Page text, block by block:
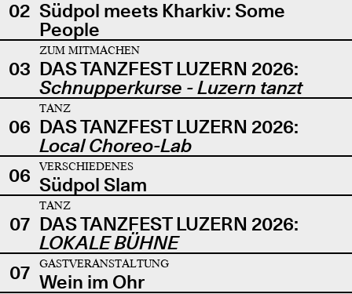
02 Südpol meets Kharkiv: Some
People
03
ZUM MITMACHEN
DAS TANZFEST LUZERN 2026:
Schnupperkurse - Luzern tanzt
06
TANZ
DAS TANZFEST LUZERN 2026:
Local Choreo-Lab
06
VERSCHIEDENES
Südpol Slam
07
TANZ
DAS TANZFEST LUZERN 2026:
LOKALE BÜHNE
07
GASTVERANSTALTUNG
Wein im Ohr